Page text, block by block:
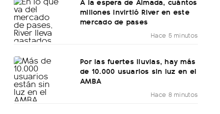
millones invirtió River en este
mercado de pases
Hace 5 minutos
Por las fuertes lluvias, hay más
de 10.000 usuarios sin luz en el
AMBA
Hace 8 minutos